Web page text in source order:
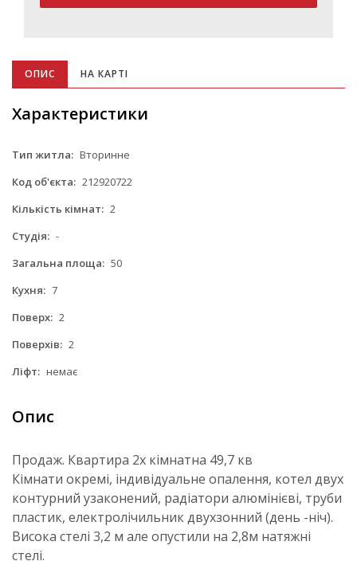
ОПИС НА КАРТІ
Характеристики
Тип житла: Вторинне
Код об'єкта: 212920722
Кількість кімнат: 2
Студія: -
Загальна площа: 50
Кухня: 7
Поверх: 2
Поверхів: 2
Ліфт: немає
Опис
Продаж. Квартира 2х кімнатна 49,7 кв
Кімнати окремі, індивідуальне опалення, котел двух
контурний узаконений, радіатори алюмінієві, труби
пластик, електролічильник двухзонний (день -ніч).
Висока стелі 3,2 м але опустили на 2,8м натяжні
стелі.